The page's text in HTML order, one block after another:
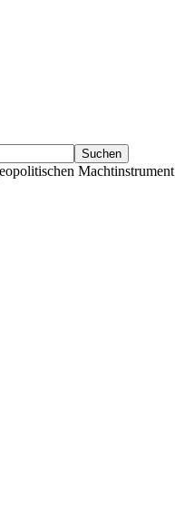
Machtinstrument